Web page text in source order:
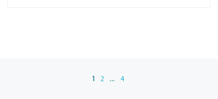
Navegación de entradas
1 2 … 4